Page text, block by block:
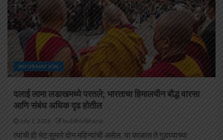
INFORMATION
दलाई लामा लडाखमध्ये परतले; भारताचा हिमालयीन बौद्ध वारसा
आणि संबंध अधिक दृढ होतील
July 1, 2026 buddhistbharat
त्यांची ही भेट सुमारे दोन महिन्यांची असेल. या काळात ते गुडघ्याच्या